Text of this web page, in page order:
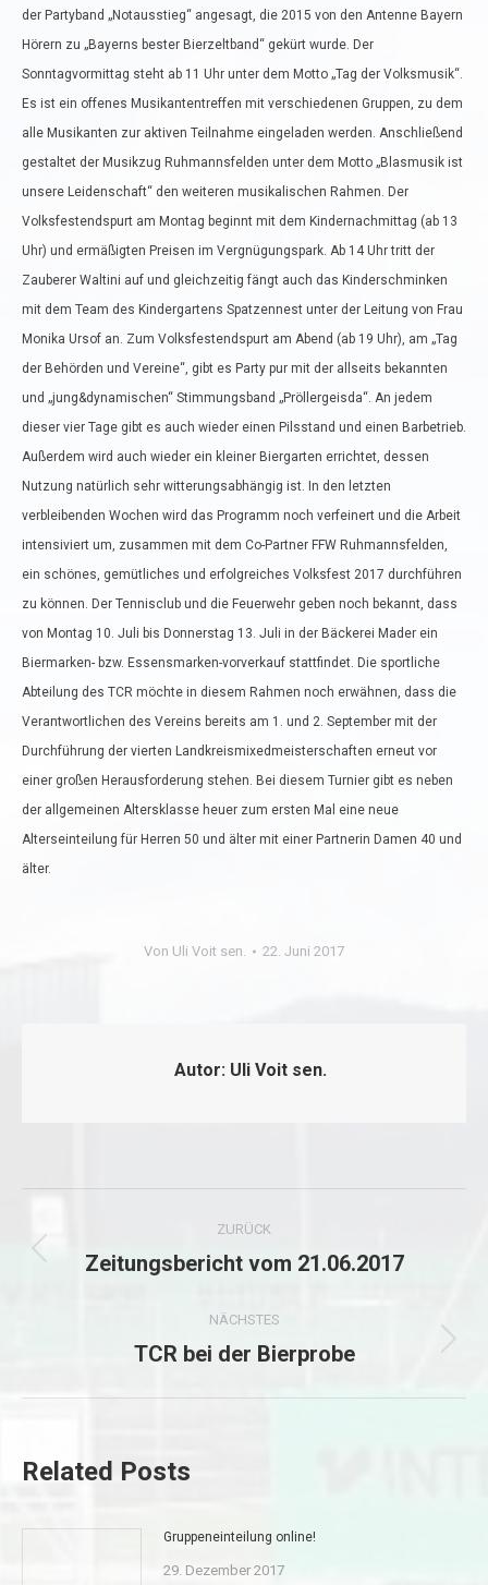
der Partyband „Notausstieg“ angesagt, die 2015 von den Antenne Bayern
Hörern zu „Bayerns bester Bierzeltband“ gekürt wurde. Der
Sonntagvormittag steht ab 11 Uhr unter dem Motto „Tag der Volksmusik“.
Es ist ein offenes Musikantentreffen mit verschiedenen Gruppen, zu dem
alle Musikanten zur aktiven Teilnahme eingeladen werden. Anschließend
gestaltet der Musikzug Ruhmannsfelden unter dem Motto „Blasmusik ist
unsere Leidenschaft“ den weiteren musikalischen Rahmen. Der
Volksfestendspurt am Montag beginnt mit dem Kindernachmittag (ab 13
Uhr) und ermäßigten Preisen im Vergnügungspark. Ab 14 Uhr tritt der
Zauberer Waltini auf und gleichzeitig fängt auch das Kinderschminken
mit dem Team des Kindergartens Spatzennest unter der Leitung von Frau
Monika Ursof an. Zum Volksfestendspurt am Abend (ab 19 Uhr), am „Tag
der Behörden und Vereine“, gibt es Party pur mit der allseits bekannten
und „jung&dynamischen“ Stimmungsband „Pröllergeisda“. An jedem
dieser vier Tage gibt es auch wieder einen Pilsstand und einen Barbetrieb.
Außerdem wird auch wieder ein kleiner Biergarten errichtet, dessen
Nutzung natürlich sehr witterungsabhängig ist. In den letzten
verbleibenden Wochen wird das Programm noch verfeinert und die Arbeit
intensiviert um, zusammen mit dem Co-Partner FFW Ruhmannsfelden,
ein schönes, gemütliches und erfolgreiches Volksfest 2017 durchführen
zu können. Der Tennisclub und die Feuerwehr geben noch bekannt, dass
von Montag 10. Juli bis Donnerstag 13. Juli in der Bäckerei Mader ein
Biermarken- bzw. Essensmarken-vorverkauf stattfindet. Die sportliche
Abteilung des TCR möchte in diesem Rahmen noch erwähnen, dass die
Verantwortlichen des Vereins bereits am 1. und 2. September mit der
Durchführung der vierten Landkreismixedmeisterschaften erneut vor
einer großen Herausforderung stehen. Bei diesem Turnier gibt es neben
der allgemeinen Altersklasse heuer zum ersten Mal eine neue
Alterseinteilung für Herren 50 und älter mit einer Partnerin Damen 40 und
älter.
Von Uli Voit sen. 22. Juni 2017
Autor: Uli Voit sen.
Kommentarnavigation
ZURÜCK
Vorheriger
Zeitungsbericht vom 21.06.2017
NÄCHSTES
Nächster
TCR bei der Bierprobe
Related Posts
Gruppeneinteilung online!
29. Dezember 2017